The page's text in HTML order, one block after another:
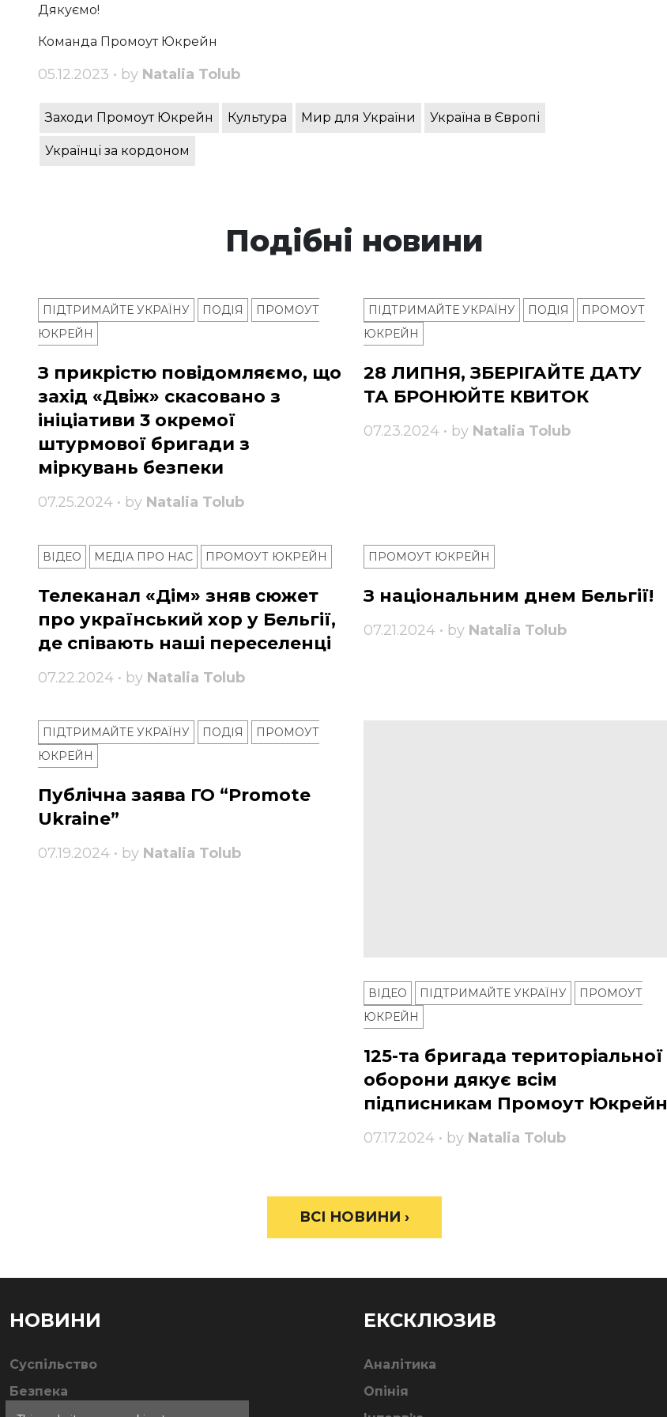
Дякуємо!
Команда Промоут Юкрейн
05.12.2023 • by Natalia Tolub
Заходи Промоут Юкрейн Культура Мир для України Україна в Європі
Українці за кордоном
Подібні новини
ПІДТРИМАЙТЕ УКРАЇНУ ПОДІЯ
ПРОМОУТ
ЮКРЕЙН
З прикрістю повідомляємо, що
захід «Двіж» скасовано з
ініціативи 3 окремої
штурмової бригади з
міркувань безпеки
07.25.2024 • by Natalia Tolub
ПІДТРИМАЙТЕ УКРАЇНУ ПОДІЯ
ПРОМОУТ
ЮКРЕЙН
28 ЛИПНЯ, ЗБЕРІГАЙТЕ ДАТУ
ТА БРОНЮЙТЕ КВИТОК
07.23.2024 • by Natalia Tolub
ВІДЕО МЕДІА ПРО НАС ПРОМОУТ ЮКРЕЙН
Телеканал «Дім» зняв сюжет
про український хор у Бельгії,
де співають наші переселенці
07.22.2024 • by Natalia Tolub
ПРОМОУТ ЮКРЕЙН
З національним днем ​​Бельгії!
07.21.2024 • by Natalia Tolub
ПІДТРИМАЙТЕ УКРАЇНУ ПОДІЯ
ПРОМОУТ
ЮКРЕЙН
Публічна заява ГО “Promote
Ukraine”
07.19.2024 • by Natalia Tolub
ВІДЕО ПІДТРИМАЙТЕ УКРАЇНУ
ПРОМОУТ
ЮКРЕЙН
125-та бригада територіальної
оборони дякує всім
підписникам Промоут Юкрейн
07.17.2024 • by Natalia Tolub
ВСІ НОВИНИ ›
НОВИНИ
Суспільство
Безпека
ЕКСКЛЮЗИВ
Аналітика
Опінія